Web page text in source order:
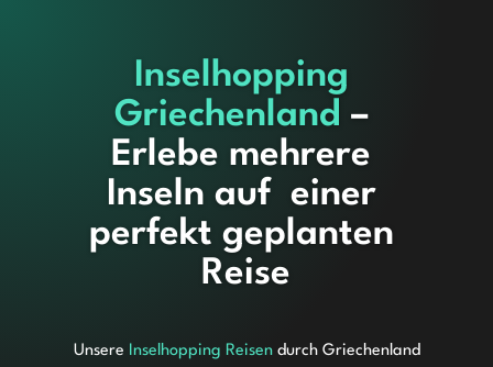
Inselhopping
Griechenland
–
Erlebe mehrere
Inseln auf  einer
perfekt geplanten
Reise
Unsere Inselhopping Reisen durch Griechenland